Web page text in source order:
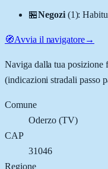
🏪Negozi (1):
🧭Avvia il navigatore→
Naviga dalla tua posizione
(indicazioni stradali passo
Comune
Oderzo(TV)
CAP
31046
Regione